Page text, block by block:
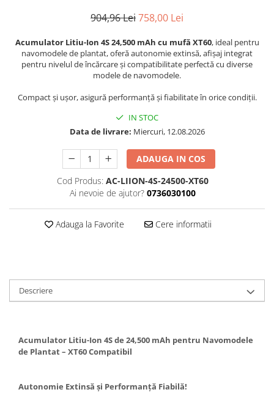
USB
Uscatoare de par
Wireless
904,96 Lei758,00 Lei
Acumulator Litiu-Ion 4S 24,500 mAh cu mufă XT60, ideal pentru
navomodele de plantat, oferă autonomie extinsă, afișaj integrat
pentru nivelul de încărcare și compatibilitate perfectă cu diverse
modele de navomodele.
Compact și ușor, asigură performanță și fiabilitate în orice condiții.
IN STOC
Data de livrare: Miercuri, 12.08.2026
ADAUGA IN COS
Cod Produs: AC-LIION-4S-24500-XT60
Ai nevoie de ajutor? 0736030100
Adauga la Favorite Cere informatii
Descriere
Acumulator Litiu-Ion 4S de 24,500 mAh pentru Navomodele
de Plantat – XT60 Compatibil
Autonomie Extinsă și Performanță Fiabilă!